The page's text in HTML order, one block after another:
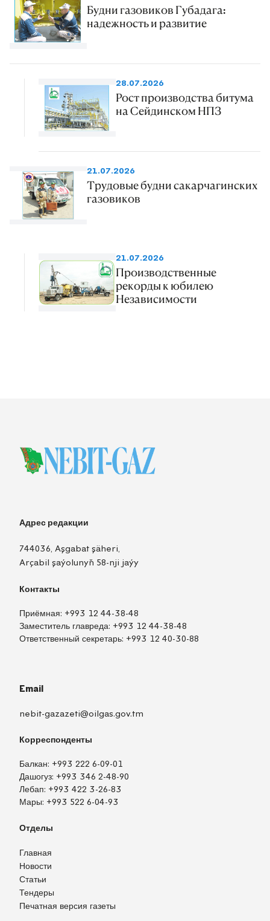
Будни газовиков Губадага:
надежность и развитие
28.07.2026
Рост производства битума
на Сейдинском НПЗ
21.07.2026
Трудовые будни сакарчагинских
газовиков
21.07.2026
Производственные
рекорды к юбилею
Независимости
Адрес редакции
744036, Aşgabat şäheri,
Arçabil şaýolunyň 58-nji jaýy
Контакты
Приёмная: +993 12 44-38-48
Заместитель главреда: +993 12 44-38-48
Ответственный секретарь: +993 12 40-30-88
Email
nebit-gazazeti@oilgas.gov.tm
Корреспонденты
Балкан: +993 222 6-09-01
Дашогуз: +993 346 2-48-90
Лебап: +993 422 3-26-83
Мары: +993 522 6-04-93
Отделы
Главная
Новости
Статьи
Тендеры
Печатная версия газеты